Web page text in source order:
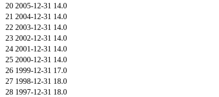
20 2005-12-31 14.0
21 2004-12-31 14.0
22 2003-12-31 14.0
23 2002-12-31 14.0
24 2001-12-31 14.0
25 2000-12-31 14.0
26 1999-12-31 17.0
27 1998-12-31 18.0
28 1997-12-31 18.0